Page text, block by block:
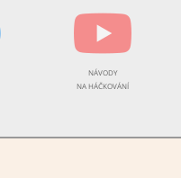
NÁVODY
NA HÁČKOVÁNÍ